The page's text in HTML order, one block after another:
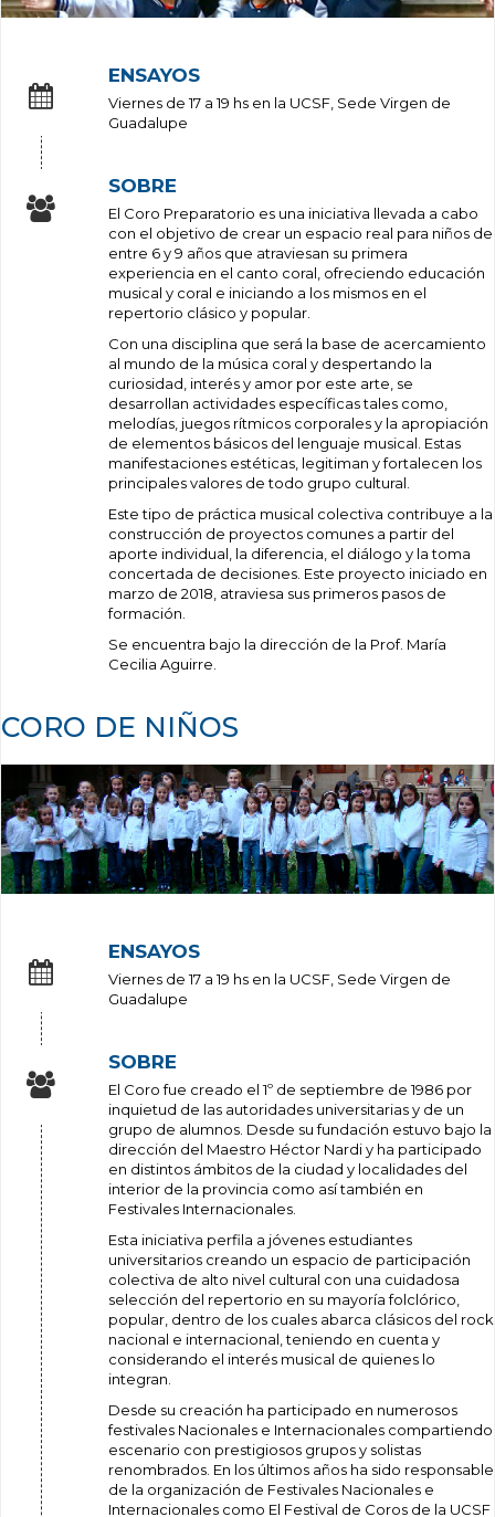
ENSAYOS
Viernes de 17 a 19 hs en la UCSF, Sede Virgen de
Guadalupe
SOBRE
El Coro Preparatorio es una iniciativa llevada a cabo
con el objetivo de crear un espacio real para niños de
entre 6 y 9 años que atraviesan su primera
experiencia en el canto coral, ofreciendo educación
musical y coral e iniciando a los mismos en el
repertorio clásico y popular.
Con una disciplina que será la base de acercamiento
al mundo de la música coral y despertando la
curiosidad, interés y amor por este arte, se
desarrollan actividades específicas tales como,
melodías, juegos rítmicos corporales y la apropiación
de elementos básicos del lenguaje musical. Estas
manifestaciones estéticas, legitiman y fortalecen los
principales valores de todo grupo cultural.
Este tipo de práctica musical colectiva contribuye a la
construcción de proyectos comunes a partir del
aporte individual, la diferencia, el diálogo y la toma
concertada de decisiones. Este proyecto iniciado en
marzo de 2018, atraviesa sus primeros pasos de
formación.
Se encuentra bajo la dirección de la Prof. María
Cecilia Aguirre.
CORO DE NIÑOS
ENSAYOS
Viernes de 17 a 19 hs en la UCSF, Sede Virgen de
Guadalupe
SOBRE
El Coro fue creado el 1º de septiembre de 1986 por
inquietud de las autoridades universitarias y de un
grupo de alumnos. Desde su fundación estuvo bajo la
dirección del Maestro Héctor Nardi y ha participado
en distintos ámbitos de la ciudad y localidades del
interior de la provincia como así también en
Festivales Internacionales.
Esta iniciativa perfila a jóvenes estudiantes
universitarios creando un espacio de participación
colectiva de alto nivel cultural con una cuidadosa
selección del repertorio en su mayoría folclórico,
popular, dentro de los cuales abarca clásicos del rock
nacional e internacional, teniendo en cuenta y
considerando el interés musical de quienes lo
integran.
Desde su creación ha participado en numerosos
festivales Nacionales e Internacionales compartiendo
escenario con prestigiosos grupos y solistas
renombrados. En los últimos años ha sido responsable
de la organización de Festivales Nacionales e
Internacionales como El Festival de Coros de la UCSF